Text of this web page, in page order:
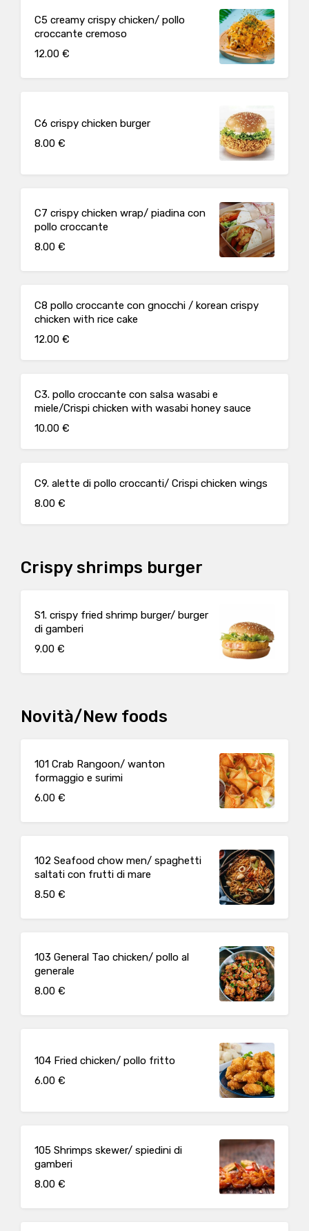
C5 creamy crispy chicken/ pollo
croccante cremoso
12.00 €
C6 crispy chicken burger
8.00 €
C7 crispy chicken wrap/ piadina con
pollo croccante
8.00 €
C8 pollo croccante con gnocchi / korean crispy
chicken with rice cake
12.00 €
C3. pollo croccante con salsa wasabi e
miele/Crispi chicken with wasabi honey sauce
10.00 €
C9. alette di pollo croccanti/ Crispi chicken wings
8.00 €
Crispy shrimps burger
S1. crispy fried shrimp burger/ burger
di gamberi
9.00 €
Novità/New foods
101 Crab Rangoon/ wanton
formaggio e surimi
6.00 €
102 Seafood chow men/ spaghetti
saltati con frutti di mare
8.50 €
103 General Tao chicken/ pollo al
generale
8.00 €
104 Fried chicken/ pollo fritto
6.00 €
105 Shrimps skewer/ spiedini di
gamberi
8.00 €